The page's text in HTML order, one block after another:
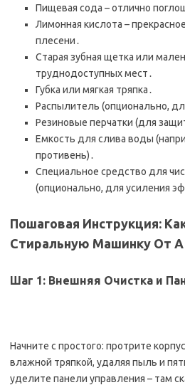
Пищевая сода – отлично
Лимонная кислота –
плесени․
Старая зубная щетка или
труднодоступных мест․
Губка или мягкая тряпка․
Распылитель (опционально,
Резиновые перчатки (для
Емкость для слива воды
противень)․
Специальное средство для
(опционально, для усиления
Пошаговая Инструкция:
Стиральную Машинку От
Шаг 1: Внешняя Очистка и
Начните с простого: протрите
влажной тряпкой, удаляя пыль и
уделите панели управления – там